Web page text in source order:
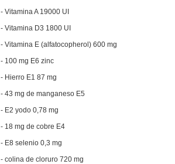
- Vitamina A 19000 UI
- Vitamina D3 1800 UI
- Vitamina E (alfatocopherol) 600 mg
- 100 mg E6 zinc
- Hierro E1 87 mg
- 43 mg de manganeso E5
- E2 yodo 0,78 mg
- 18 mg de cobre E4
- E8 selenio 0,3 mg
- colina de cloruro 720 mg